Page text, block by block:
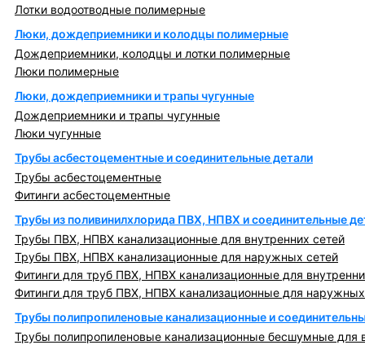
Лотки водоотводные полимерные
Люки, дождеприемники и колодцы полимерные
Дождеприемники, колодцы и лотки полимерные
Люки полимерные
Люки, дождеприемники и трапы чугунные
Дождеприемники и трапы чугунные
Люки чугунные
Трубы асбестоцементные и соединительные детали
Трубы асбестоцементные
Фитинги асбестоцементные
Трубы из поливинилхлорида ПВХ, НПВХ и соединительные
Трубы ПВХ, НПВХ канализационные для внутренних сетей
Трубы ПВХ, НПВХ канализационные для наружных сетей
Фитинги для труб ПВХ, НПВХ канализационные для
Фитинги для труб ПВХ, НПВХ канализационные для
Трубы полипропиленовые канализационные и
Трубы полипропиленовые канализационные бесшумные для